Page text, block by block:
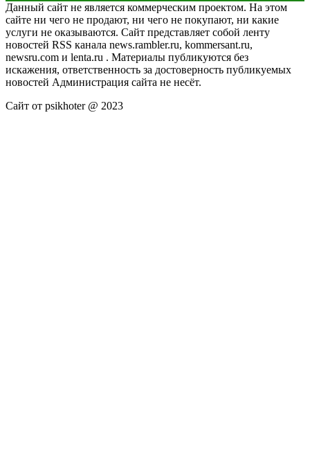
Данный сайт не является коммерческим проектом. На этом
сайте ни чего не продают, ни чего не покупают, ни какие
услуги не оказываются. Сайт представляет собой ленту
новостей RSS канала news.rambler.ru, kommersant.ru,
newsru.com и lenta.ru . Материалы публикуются без
искажения, ответственность за достоверность публикуемых
новостей Администрация сайта не несёт.
Сайт от psikhoter @ 2023